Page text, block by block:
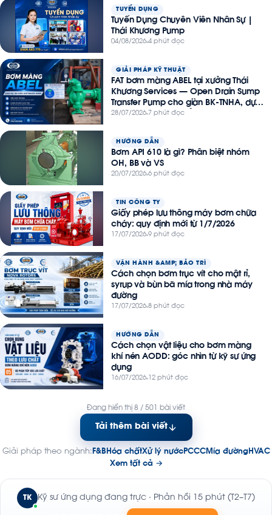
TUYỂN DỤNG
Tuyển Dụng Chuyên Viên Nhân Sự |
Thái Khương Pump
04/08/2026 4 phút đọc
GIẢI PHÁP KỸ THUẬT
FAT bơm màng ABEL tại xưởng Thái
Khương Services — Open Drain Sump
Transfer Pump cho giàn BK-TNHA, dự
án Thiên Nga – Hải Âu
28/07/2026 7 phút đọc
HƯỚNG DẪN
Bơm API 610 là gì? Phân biệt nhóm
OH, BB và VS
20/07/2026 6 phút đọc
TIN CÔNG TY
Giấy phép lưu thông máy bơm chữa
cháy: quy định mới từ 1/7/2026
17/07/2026 9 phút đọc
VẬN HÀNH &AMP; BẢO TRÌ
Cách chọn bơm trục vít cho mật rỉ,
syrup và bùn bã mía trong nhà máy
đường
17/07/2026 8 phút đọc
HƯỚNG DẪN
Cách chọn vật liệu cho bơm màng
khí nén AODD: góc nhìn từ kỹ sư ứng
dụng
16/07/2026 12 phút đọc
Đang hiển thị 8 / 501 bài viết
Tải thêm bài viết
Giải pháp theo ngành: F&BHóa chấtXử lý nướcPCCCMía đườngHVAC
Xem tất cả →
TK Kỹ sư ứng dụng đang trực · Phản hồi 15 phút (T2–T7)